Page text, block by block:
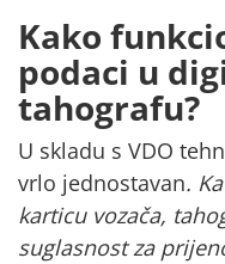
Kako
podaci u
tahografu?
U skladu s VDO
vrlo jednostavan.
karticu vozača,
suglasnost za